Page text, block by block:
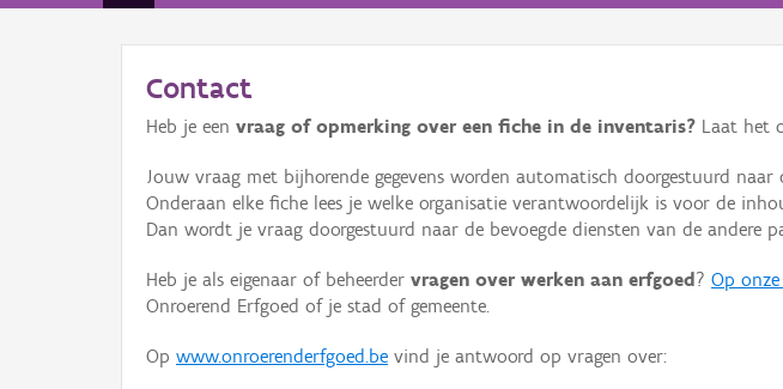
Contact
Heb je een vraag of opmerking over een fiche in de inventaris? Laat het
Jouw vraag met bijhorende gegevens worden automatisch doorgestuurd
Onderaan elke fiche lees je welke organisatie verantwoordelijk is voor de
Dan wordt je vraag doorgestuurd naar de bevoegde diensten van de andere
Heb je als eigenaar of beheerder vragen over werken aan erfgoed ? Op
Onroerend Erfgoed of je stad of gemeente.
Op www.onroerenderfgoed.be vind je antwoord op vragen over: